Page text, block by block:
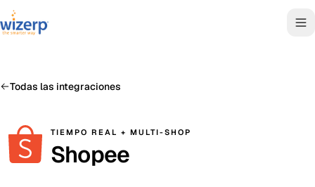
Todas las integraciones
TIEMPO REAL + MULTI-SHOP
Shopee